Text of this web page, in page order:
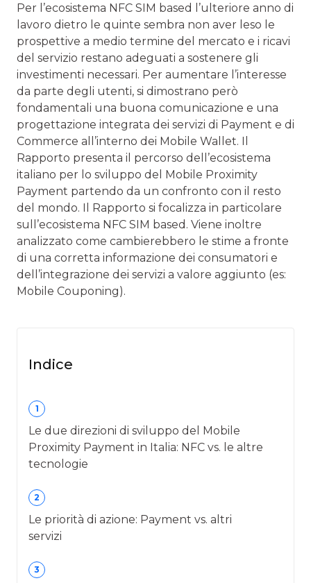
Per l’ecosistema NFC SIM based l’ulteriore anno di
lavoro dietro le quinte sembra non aver leso le
prospettive a medio termine del mercato e i ricavi
del servizio restano adeguati a sostenere gli
investimenti necessari. Per aumentare l’interesse
da parte degli utenti, si dimostrano però
fondamentali una buona comunicazione e una
progettazione integrata dei servizi di Payment e di
Commerce all’interno dei Mobile Wallet. Il
Rapporto presenta il percorso dell’ecosistema
italiano per lo sviluppo del Mobile Proximity
Payment partendo da un confronto con il resto
del mondo. Il Rapporto si focalizza in particolare
sull’ecosistema NFC SIM based. Viene inoltre
analizzato come cambierebbero le stime a fronte
di una corretta informazione dei consumatori e
dell’integrazione dei servizi a valore aggiunto (es:
Mobile Couponing).
Indice
1
Le due direzioni di sviluppo del Mobile
Proximity Payment in Italia: NFC vs. le altre
tecnologie
2
Le priorità di azione: Payment vs. altri
servizi
3